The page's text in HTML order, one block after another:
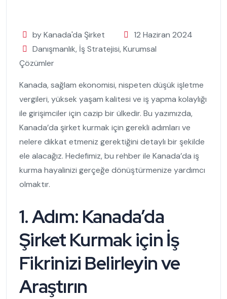
by Kanada'da Şirket
12 Haziran 2024
Danışmanlık, İş Stratejisi,Kurumsal
Çözümler
Kanada, sağlam ekonomisi, nispeten düşük işletme
vergileri, yüksek yaşam kalitesi ve iş yapma kolaylığı
ile girişimciler için cazip bir ülkedir. Bu yazımızda,
Kanada’da şirket kurmak için gerekli adımları ve
nelere dikkat etmeniz gerektiğini detaylı bir şekilde
ele alacağız. Hedefimiz, bu rehber ile Kanada’da iş
kurma hayalinizi gerçeğe dönüştürmenize yardımcı
olmaktır.
1. Adım: Kanada’da
Şirket Kurmak için İş
Fikrinizi Belirleyin ve
Araştırın